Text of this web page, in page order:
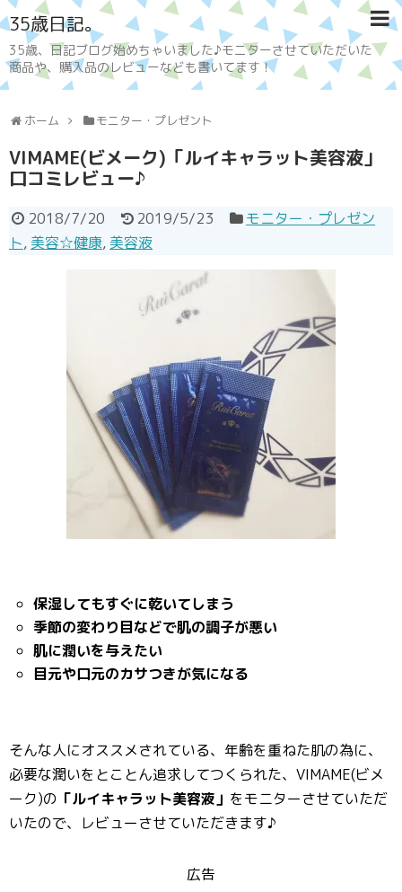
35歳日記。
35歳、日記ブログ始めちゃいました♪モニターさせていただいた
商品や、購入品のレビューなども書いてます！
ホーム モニター・プレゼント
VIMAME(ビメーク)「ルイキャラット美容液」
口コミレビュー♪
2018/7/20 2019/5/23
モニター・プレゼン
ト, 美容☆健康, 美容液
保湿してもすぐに乾いてしまう
季節の変わり目などで肌の調子が悪い
肌に潤いを与えたい
目元や口元のカサつきが気になる
そんな人にオススメされている、年齢を重ねた肌の為に、
必要な潤いをとことん追求してつくられた、VIMAME(ビメ
ーク)の 「ルイキャラット美容液」 をモニターさせていただ
いたので、レビューさせていただきます♪
広告